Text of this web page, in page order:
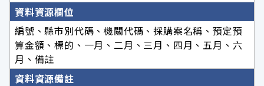
資料資源欄位
編號、縣市別代碼、機關代碼、採購案名稱、預定預
算金額、標的、一月、二月、三月、四月、五月、六
月、備註
資料資源備註